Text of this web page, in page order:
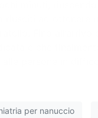
per nanuccio